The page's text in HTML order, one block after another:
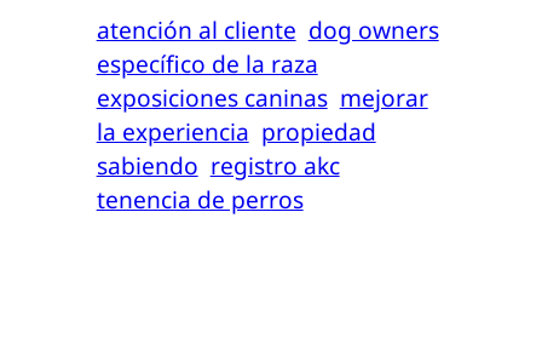
atención al cliente dog owners
específico de la raza
exposiciones caninas mejorar
la experiencia propiedad
sabiendo registro akc
tenencia de perros